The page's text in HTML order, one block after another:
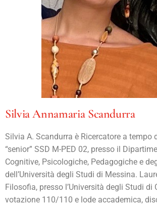
Silvia Annamaria Scandurra
Silvia A. Scandurra è Ricercatore a tempo
“senior” SSD M-PED 02, presso il
Cognitive, Psicologiche, Pedagogiche e
dell’Università degli Studi di Messina.
Filosofia, presso l’Università degli Studi di
votazione 110/110 e lode accademica,